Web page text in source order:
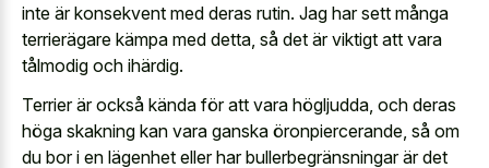
inte är konsekvent med deras rutin. Jag har sett många
terrierägare kämpa med detta, så det är viktigt att vara
tålmodig och ihärdig.
Terrier är också kända för att vara högljudda, och deras
höga skakning kan vara ganska öronpiercerande, så om
du bor i en lägenhet eller har bullerbegränsningar är det